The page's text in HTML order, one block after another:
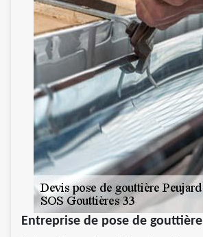
Entreprise de pose de gouttière